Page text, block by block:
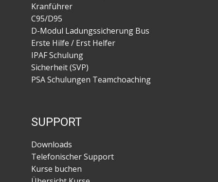
Kranführer
C95/D95
D-Modul Ladungssicherung Bus
Erste Hilfe / Erst Helfer
IPAF Schulung
Sicherheit (SVP)
PSA Schulungen Teamchoaching
SUPPORT
Downloads
Telefonischer Support
Kurse buchen